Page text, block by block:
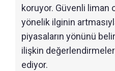
koruyor. Güvenli liman
yönelik ilginin
piyasaların yönünü
ilişkin
ediyor.